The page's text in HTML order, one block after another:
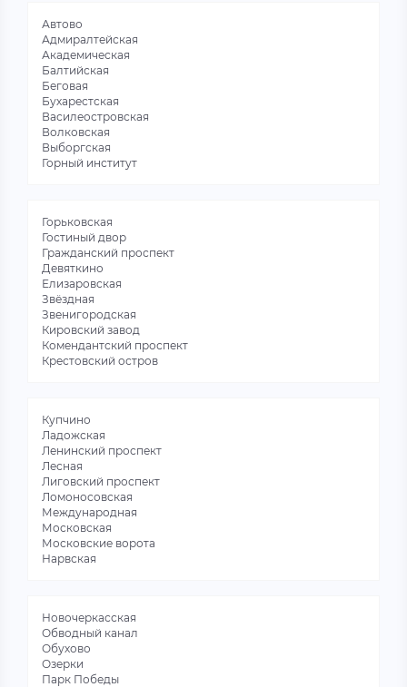
Автово
Адмиралтейская
Академическая
Балтийская
Беговая
Бухарестская
Василеостровская
Волковская
Выборгская
Горный институт
Горьковская
Гостиный двор
Гражданский проспект
Девяткино
Елизаровская
Звёздная
Звенигородская
Кировский завод
Комендантский проспект
Крестовский остров
Купчино
Ладожская
Ленинский проспект
Лесная
Лиговский проспект
Ломоносовская
Международная
Московская
Московские ворота
Нарвская
Новочеркасская
Обводный канал
Обухово
Озерки
Парк Победы